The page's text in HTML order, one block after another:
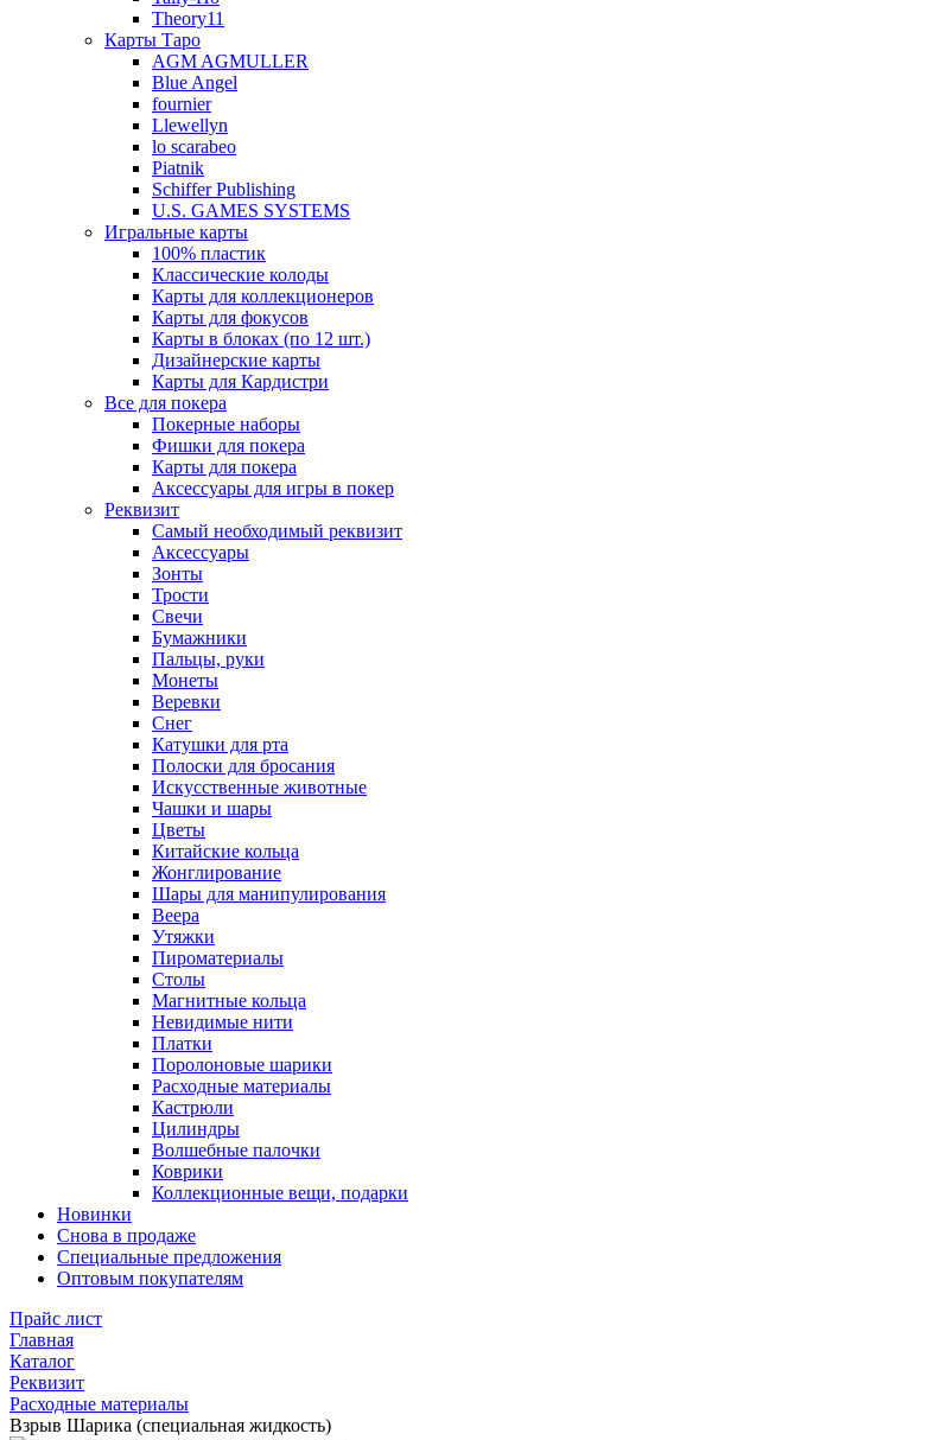
Theory11
Карты Таро
AGM AGMULLER
Blue Angel
fournier
Llewellyn
lo scarabeo
Piatnik
Schiffer Publishing
U.S. GAMES SYSTEMS
Игральные карты
100% пластик
Классические колоды
Карты для коллекционеров
Карты для фокусов
Карты в блоках (по 12 шт.)
Дизайнерские карты
Карты для Кардистри
Все для покера
Покерные наборы
Фишки для покера
Карты для покера
Аксессуары для игры в покер
Реквизит
Самый необходимый реквизит
Аксессуары
Зонты
Трости
Свечи
Бумажники
Пальцы, руки
Монеты
Веревки
Снег
Катушки для рта
Полоски для бросания
Искусственные животные
Чашки и шары
Цветы
Китайские кольца
Жонглирование
Шары для манипулирования
Веера
Утяжки
Пироматериалы
Столы
Магнитные кольца
Невидимые нити
Платки
Поролоновые шарики
Расходные материалы
Кастрюли
Цилиндры
Волшебные палочки
Коврики
Коллекционные вещи, подарки
Новинки
Снова в продаже
Специальные предложения
Оптовым покупателям
Прайс лист
Главная
Каталог
Реквизит
Расходные материалы
Взрыв Шарика (специальная жидкость)